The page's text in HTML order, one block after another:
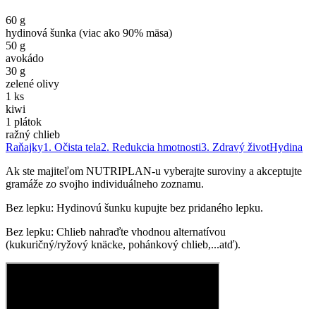
60 g
hydinová šunka (viac ako 90% mäsa)
50 g
avokádo
30 g
zelené olivy
1 ks
kiwi
1 plátok
ražný chlieb
Raňajky1. Očista tela2. Redukcia hmotnosti3. Zdravý životHydina
Ak ste majiteľom NUTRIPLAN-u vyberajte suroviny a akceptujte
gramáže zo svojho individuálneho zoznamu.
Bez lepku: Hydinovú šunku kupujte bez pridaného lepku.
Bez lepku: Chlieb nahraďte vhodnou alternatívou
(kukuričný/ryžový knäcke, pohánkový chlieb,...atď).